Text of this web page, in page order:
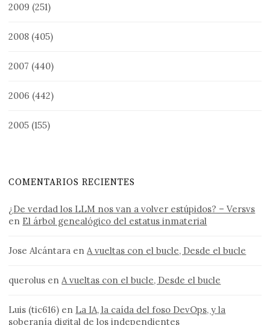
2009 (251)
2008 (405)
2007 (440)
2006 (442)
2005 (155)
COMENTARIOS RECIENTES
¿De verdad los LLM nos van a volver estúpidos? – Versvs
en El árbol genealógico del estatus inmaterial
Jose Alcántara en A vueltas con el bucle, Desde el bucle
querolus en A vueltas con el bucle, Desde el bucle
Luis (tic616) en La IA, la caída del foso DevOps, y la
soberanía digital de los independientes